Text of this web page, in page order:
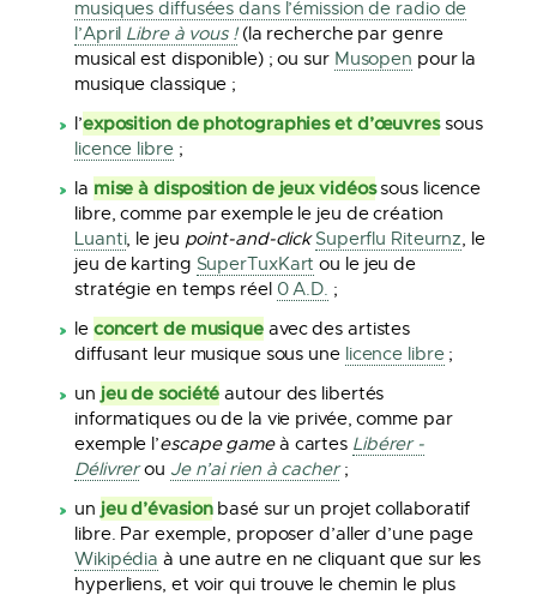
musiques diffusées dans l’émission de radio de
l’April Libre à vous !(la recherche par genre
musical est disponible) ; ou sur Musopen pour la
musique classique ;
l’exposition de photographies et d’œuvressous
licence libre;
la mise à disposition de jeux vidéossous licence
libre, comme par exemple le jeu de création
Luanti, le jeu point-and-click Superflu Riteurnz, le
jeu de karting SuperTuxKart ou le jeu de
stratégie en temps réel 0 A.D. ;
le concert de musiqueavec des artistes
diffusant leur musique sous une licence libre;
un jeu de société autour des libertés
informatiques ou de la vie privée, comme par
exemple l’escape gameà cartes Libérer -
Délivrerou Je n’ai rien à cacher;
un jeu d’évasionbasé sur un projet collaboratif
libre. Par exemple, proposer d’aller d’une page
Wikipédia à une autre en ne cliquant que sur les
hyperliens, et voir qui trouve le chemin le plus